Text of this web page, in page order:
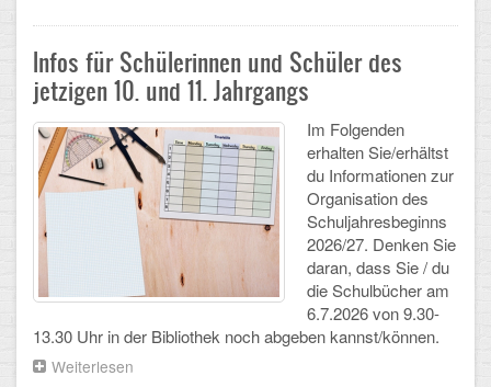
Schulzeitung: Der Gottfried
FÄCHER
Deutsch und Fremdsprachen
Ethik, Philosophie und Religion
Gesellschaftswissenschaften
Mathematik, Informatik und Naturwissenschaften
Musische Fächer
ab
dem
neuem
Schuljahr
Infos für Schülerinnen und Schüler des
jetzigen 10. und 11. Jahrgangs
Im Folgenden
erhalten Sie/erhältst
du Informationen zur
Organisation des
Schuljahresbeginns
2026/27. Denken Sie
daran, dass Sie / du
die Schulbücher am
6.7.2026 von 9.30-
13.30 Uhr in der Bibliothek noch abgeben kannst/können.
Weiterlesen